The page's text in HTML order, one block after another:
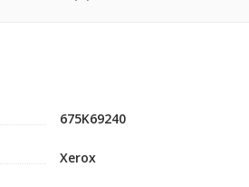
675K69240
Xerox